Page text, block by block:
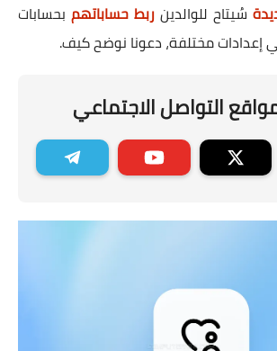
سُيتاح للوالدين ربط حساباتهم بحسابات
إعدادات مختلفة، دعونا نوضح كيف.
التواصل الاجتماعي